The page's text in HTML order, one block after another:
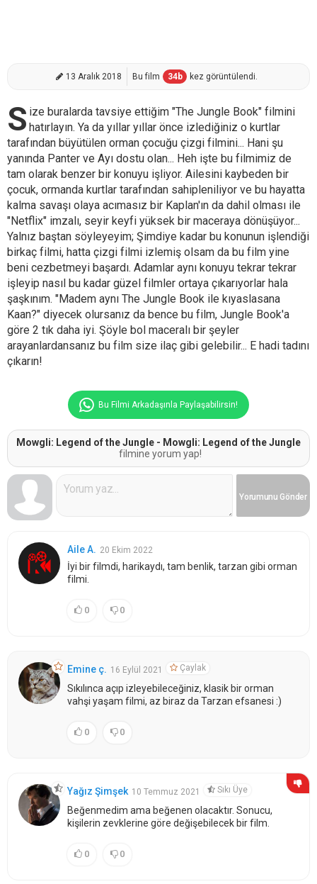
13 Aralık 2018 Bu film 34b kez görüntülendi.
S ize buralarda tavsiye ettiğim "The Jungle Book" filmini
hatırlayın. Ya da yıllar yıllar önce izlediğiniz o kurtlar
tarafından büyütülen orman çocuğu çizgi filmini... Hani şu
yanında Panter ve Ayı dostu olan... Heh işte bu filmimiz de
tam olarak benzer bir konuyu işliyor. Ailesini kaybeden bir
çocuk, ormanda kurtlar tarafından sahipleniliyor ve bu hayatta
kalma savaşı olaya acımasız bir Kaplan'ın da dahil olması ile
"Netflix" imzalı, seyir keyfi yüksek bir maceraya dönüşüyor...
Yalnız baştan söyleyeyim; Şimdiye kadar bu konunun işlendiği
birkaç filmi, hatta çizgi filmi izlemiş olsam da bu film yine
beni cezbetmeyi başardı. Adamlar aynı konuyu tekrar tekrar
işleyip nasıl bu kadar güzel filmler ortaya çıkarıyorlar hala
şaşkınım. "Madem aynı The Jungle Book ile kıyaslasana
Kaan?" diyecek olursanız da bence bu film, Jungle Book'a
göre 2 tık daha iyi. Şöyle bol maceralı bir şeyler
arayanlardansanız bu film size ilaç gibi gelebilir... E hadi tadını
çıkarın!
Bu Filmi Arkadaşınla Paylaşabilirsin!
Mowgli: Legend of the Jungle - Mowgli: Legend of the Jungle
filmine yorum yap!
Yorumunu Gönder
Aile A. 20 Ekim 2022
İyi bir filmdi, harikaydı, tam benlik, tarzan gibi orman
filmi.
0 0
Emine ç. 16 Eylül 2021 Çaylak
Sıkılınca açıp izleyebileceğiniz, klasik bir orman
vahşi yaşam filmi, az biraz da Tarzan efsanesi :)
0 0
Yağız Şimşek 10 Temmuz 2021 Sıkı Üye
Beğenmedim ama beğenen olacaktır. Sonucu,
kişilerin zevklerine göre değişebilecek bir film.
0 0